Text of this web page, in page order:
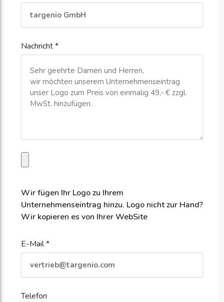
Nachricht *
Wir fügen Ihr Logo zu Ihrem
Unternehmenseintrag hinzu. Logo nicht zur Hand?
Wir kopieren es von Ihrer WebSite
E-Mail *
Telefon